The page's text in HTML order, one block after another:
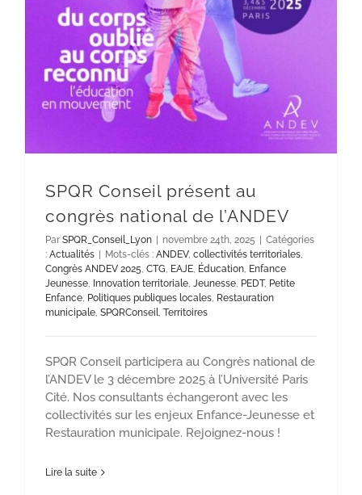
SPQR Conseil présent au
congrès national de l’ANDEV
Par SPQR_Conseil_Lyon novembre 24th, 2025
Catégories
: Actualités Mots-clés : ANDEV, collectivités territoriales,
Congrès ANDEV 2025, CTG, EAJE, Éducation, Enfance
Jeunesse, Innovation territoriale, Jeunesse, PEDT, Petite
Enfance, Politiques publiques locales, Restauration
municipale, SPQRConseil, Territoires
SPQR Conseil participera au Congrès national de
l’ANDEV le 3 décembre 2025 à l’Université Paris
Cité. Nos consultants échangeront avec les
collectivités sur les enjeux Enfance-Jeunesse et
Restauration municipale. Rejoignez-nous !
Lire la suite